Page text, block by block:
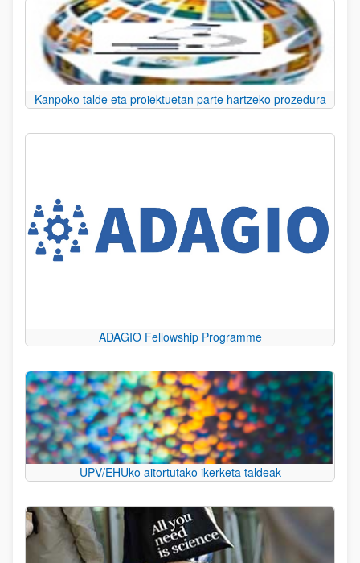
Kanpoko talde eta proiektuetan parte hartzeko prozedura
ADAGIO Fellowship Programme
UPV/EHUko aitortutako ikerketa taldeak